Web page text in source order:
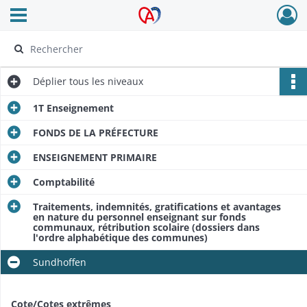
Archives Alsace - Colmar
Ouvrir le menu déroulant
Déplier tous les niveaux
1T Enseignement
FONDS DE LA PRÉFECTURE
ENSEIGNEMENT PRIMAIRE
Comptabilité
Traitements, indemnités, gratifications et avantages
en nature du personnel enseignant sur fonds
communaux, rétribution scolaire (dossiers dans
l'ordre alphabétique des communes)
Sundhoffen
Cote/Cotes extrêmes